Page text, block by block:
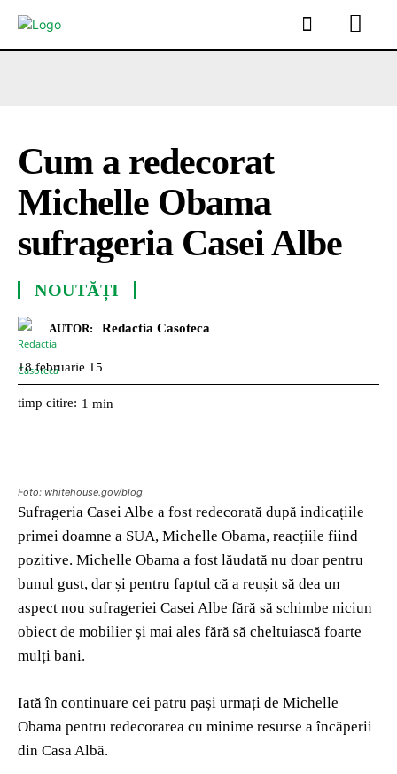
Cum a redecorat
Michelle Obama
sufrageria Casei Albe
NOUTĂȚI
AUTOR: Redactia Casoteca
18 februarie 15
timp citire: 1 min
Foto: whitehouse.gov/blog
Sufrageria Casei Albe a fost redecorată după indicațiile
primei doamne a SUA, Michelle Obama, reacțiile fiind
pozitive. Michelle Obama a fost lăudată nu doar pentru
bunul gust, dar și pentru faptul că a reușit să dea un
aspect nou sufrageriei Casei Albe fără să schimbe niciun
obiect de mobilier și mai ales fără să cheltuiască foarte
mulți bani.
Iată în continuare cei patru pași urmați de Michelle
Obama pentru redecorarea cu minime resurse a încăperii
din Casa Albă.